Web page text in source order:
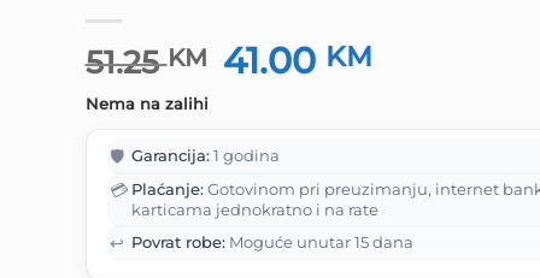
51.25KM
Izvorna
cijena
je:
51.25 KM.
41.00 KM
Nema na zalihi
🛡️ Garancija:1 godina
💳 Plaćanje:Gotovinom pri preuzimanju, internet
karticama jednokratno i na rate
↩️ Povrat robe:Moguće unutar 15 dana